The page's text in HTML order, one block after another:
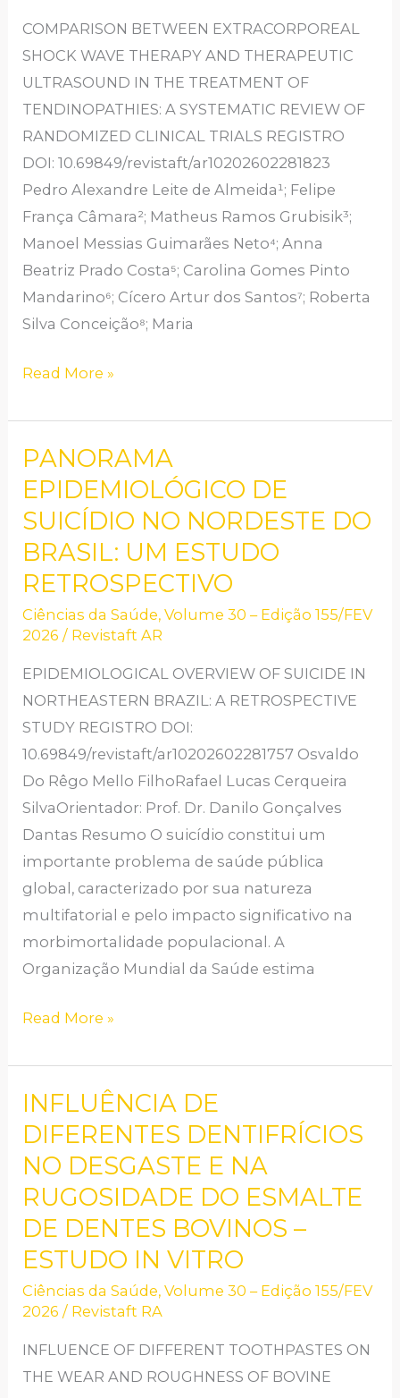
COMPARISON BETWEEN EXTRACORPOREAL
SHOCK WAVE THERAPY AND THERAPEUTIC
ULTRASOUND IN THE TREATMENT OF
TENDINOPATHIES: A SYSTEMATIC REVIEW OF
RANDOMIZED CLINICAL TRIALS REGISTRO
DOI: 10.69849/revistaft/ar10202602281823
Pedro Alexandre Leite de Almeida¹; Felipe
França Câmara²; Matheus Ramos Grubisik³;
Manoel Messias Guimarães Neto⁴; Anna
Beatriz Prado Costa⁵; Carolina Gomes Pinto
Mandarino⁶; Cícero Artur dos Santos⁷; Roberta
Silva Conceição⁸; Maria
TENDINOPATIAS:
UMA
REVISÃO
SISTEMÁTICA
DE
ENSAIOS
CLÍNICOS
RANDOMIZADOS
Read More »
PANORAMA
EPIDEMIOLÓGICO DE
SUICÍDIO NO NORDESTE DO
BRASIL: UM ESTUDO
RETROSPECTIVO
Ciências da Saúde,Volume 30 – Edição 155/FEV
2026 / Revistaft AR
EPIDEMIOLOGICAL OVERVIEW OF SUICIDE IN
NORTHEASTERN BRAZIL: A RETROSPECTIVE
STUDY REGISTRO DOI:
10.69849/revistaft/ar10202602281757 Osvaldo
Do Rêgo Mello FilhoRafael Lucas Cerqueira
SilvaOrientador: Prof. Dr. Danilo Gonçalves
Dantas Resumo O suicídio constitui um
importante problema de saúde pública
global, caracterizado por sua natureza
multifatorial e pelo impacto significativo na
morbimortalidade populacional. A
Organização Mundial da Saúde estima
PANORAMA
EPIDEMIOLÓGICO
DE
NO
NORDESTE
DO
BRASIL:
UM
ESTUDO
RETROSPECTIVO
Read More »
INFLUÊNCIA DE
DIFERENTES DENTIFRÍCIOS
NO DESGASTE E NA
RUGOSIDADE DO ESMALTE
DE DENTES BOVINOS –
ESTUDO IN VITRO
Ciências da Saúde,Volume 30 – Edição 155/FEV
2026 / Revistaft RA
INFLUENCE OF DIFFERENT TOOTHPASTES ON
THE WEAR AND ROUGHNESS OF BOVINE
INFLUÊNCIA
DE
DIFERENTES
NO
DESGASTE
E
NA
RUGOSIDADE
DO
ESMALTE